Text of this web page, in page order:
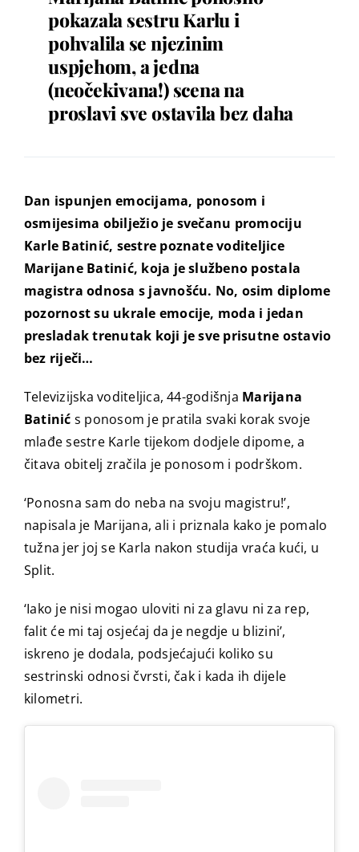
pokazala sestru Karlu i
pohvalila se njezinim
uspjehom, a jedna
(neočekivana!) scena na
proslavi sve ostavila bez daha
Dan ispunjen emocijama, ponosom i
osmijesima obilježio je svečanu promociju
Karle Batinić, sestre poznate voditeljice
Marijane Batinić, koja je službeno postala
magistra odnosa s javnošću. No, osim diplome
pozornost su ukrale emocije, moda i jedan
presladak trenutak koji je sve prisutne ostavio
bez riječi…
Televizijska voditeljica, 44-godišnja Marijana
Batinić s ponosom je pratila svaki korak svoje
mlađe sestre Karle tijekom dodjele dipome, a
čitava obitelj zračila je ponosom i podrškom.
‘Ponosna sam do neba na svoju magistru!’,
napisala je Marijana, ali i priznala kako je pomalo
tužna jer joj se Karla nakon studija vraća kući, u
Split.
‘Iako je nisi mogao uloviti ni za glavu ni za rep,
falit će mi taj osjećaj da je negdje u blizini’,
iskreno je dodala, podsjećajući koliko su
sestrinski odnosi čvrsti, čak i kada ih dijele
kilometri.